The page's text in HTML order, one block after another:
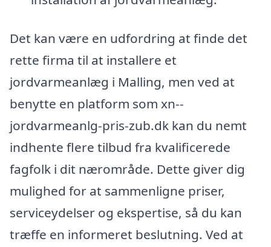
Det kan være en udfordring at finde det
rette firma til at installere et
jordvarmeanlæg i Malling, men ved at
benytte en platform som xn--
jordvarmeanlg-pris-zub.dk kan du nemt
indhente flere tilbud fra kvalificerede
fagfolk i dit nærområde. Dette giver dig
mulighed for at sammenligne priser,
serviceydelser og ekspertise, så du kan
træffe en informeret beslutning. Ved at